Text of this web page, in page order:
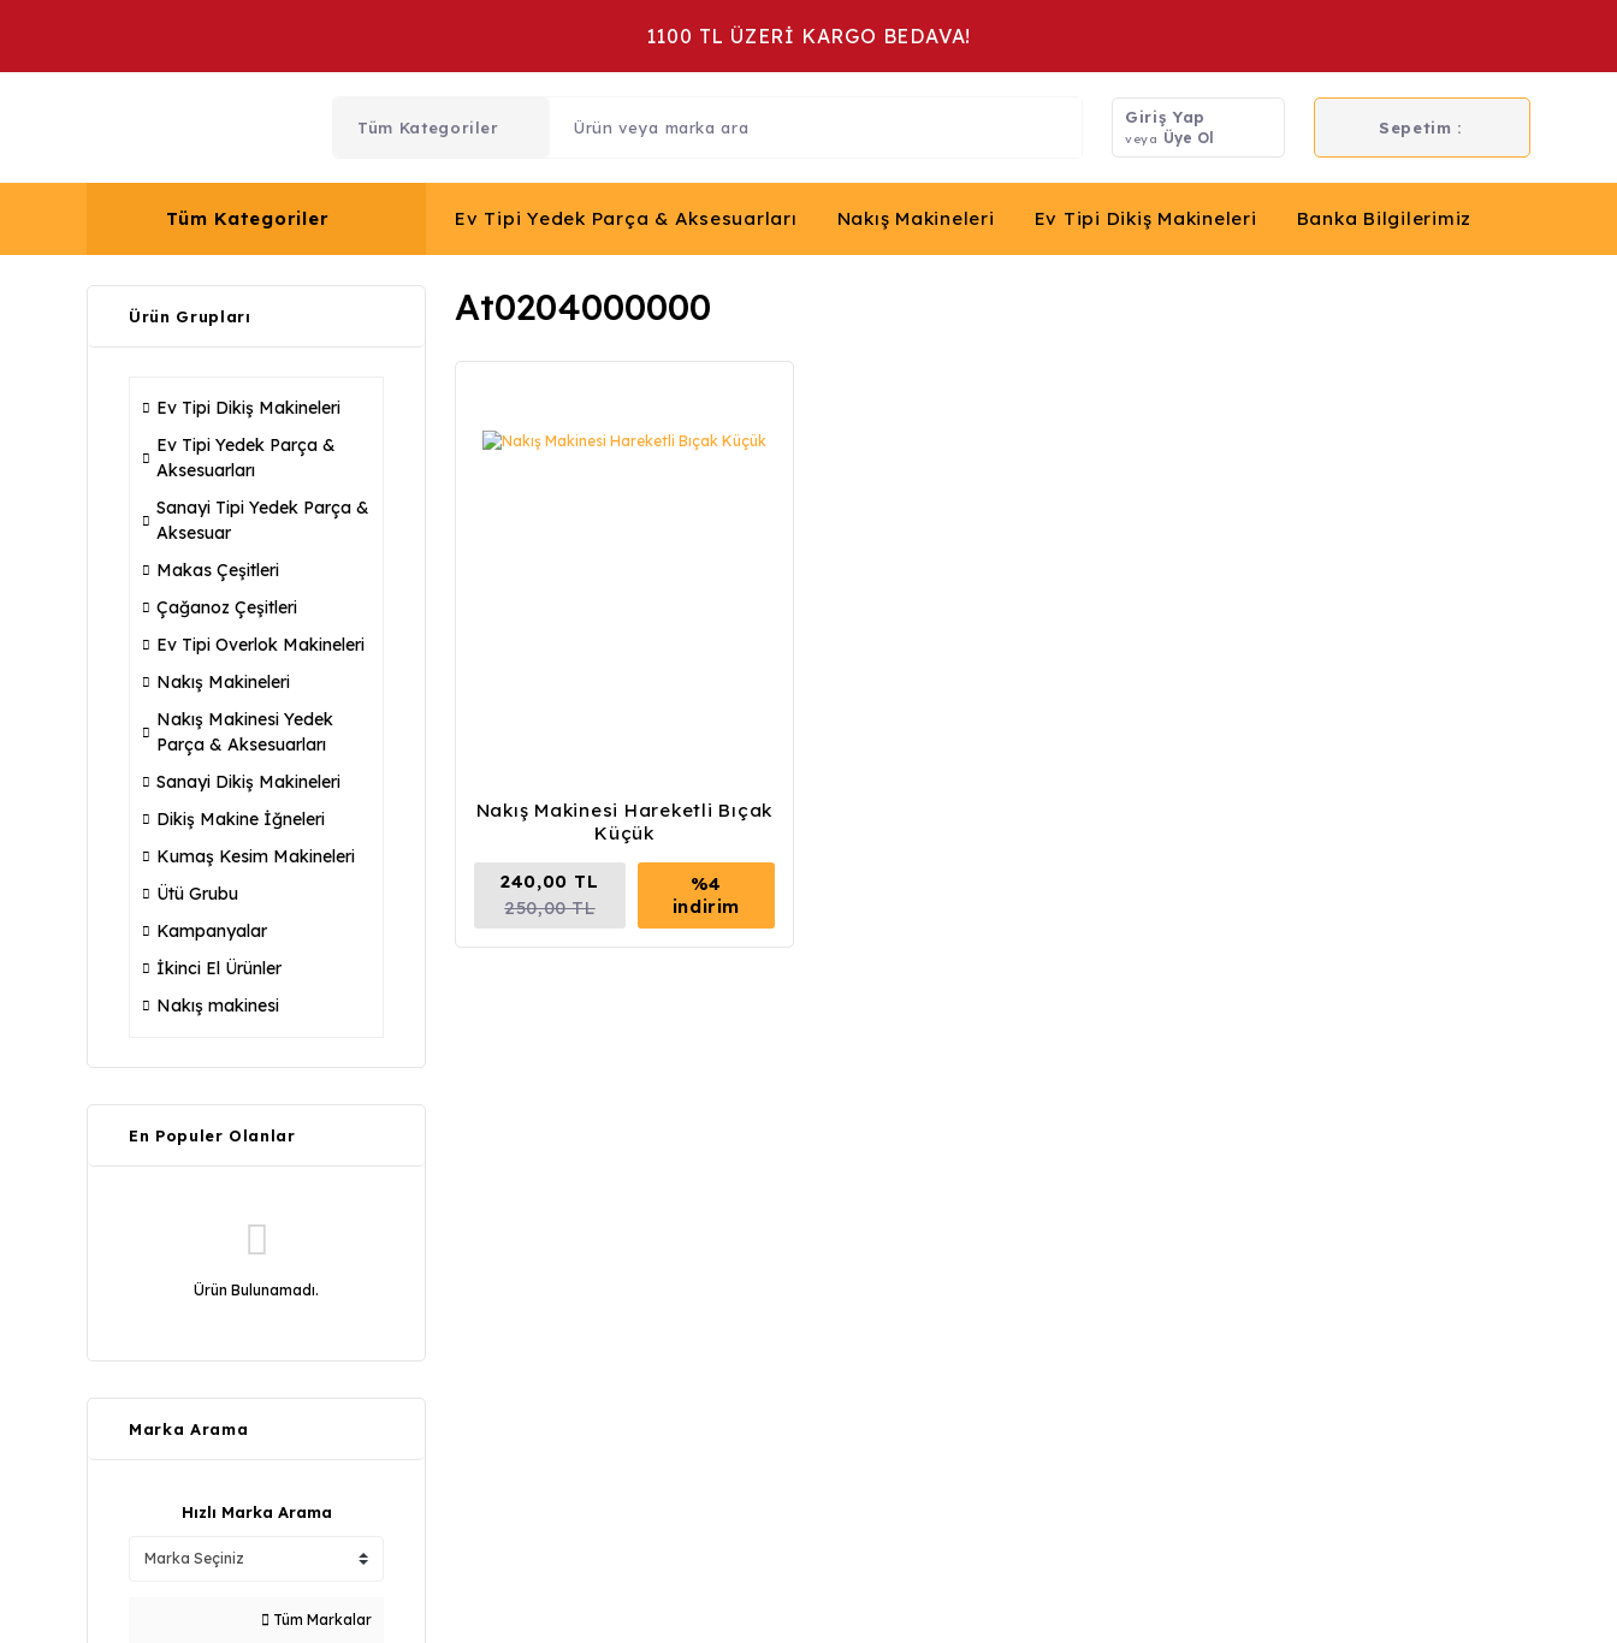
1100 TL ÜZERİ KARGO BEDAVA!
Giriş Yap
veya Üye Ol
Sepetim :
Tüm Kategoriler Ev Tipi Yedek Parça & Aksesuarları Nakış Makineleri Ev Tipi Dikiş Makineleri Banka Bilgilerimiz
Ürün Grupları
Ev Tipi Dikiş Makineleri
Ev Tipi Yedek Parça &
Aksesuarları
Sanayi Tipi Yedek Parça &
Aksesuar
Makas Çeşitleri
Çağanoz Çeşitleri
Ev Tipi Overlok Makineleri
Nakış Makineleri
Nakış Makinesi Yedek
Parça & Aksesuarları
Sanayi Dikiş Makineleri
Dikiş Makine İğneleri
Kumaş Kesim Makineleri
Ütü Grubu
Kampanyalar
İkinci El Ürünler
Nakış makinesi
En Populer Olanlar
Ürün Bulunamadı.
Marka Arama
Hızlı Marka Arama
Tüm Markalar
At0204000000
Nakış Makinesi Hareketli Bıçak
Küçük
240,00 TL
250,00 TL
%4
indirim